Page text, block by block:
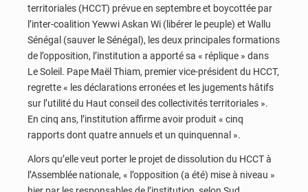
territoriales (HCCT) prévue en septembre et boycottée par
l’inter-coalition Yewwi Askan Wi (libérer le peuple) et Wallu
Sénégal (sauver le Sénégal), les deux principales formations
de l’opposition, l’institution a apporté sa « réplique » dans
Le Soleil. Pape Maël Thiam, premier vice-président du HCCT,
regrette « les déclarations erronées et les jugements hâtifs
sur l’utilité du Haut conseil des collectivités territoriales ».
En cinq ans, l’institution affirme avoir produit « cinq
rapports dont quatre annuels et un quinquennal ».
Alors qu’elle veut porter le projet de dissolution du HCCT à
l’Assemblée nationale, « l’opposition (a été) mise à niveau »